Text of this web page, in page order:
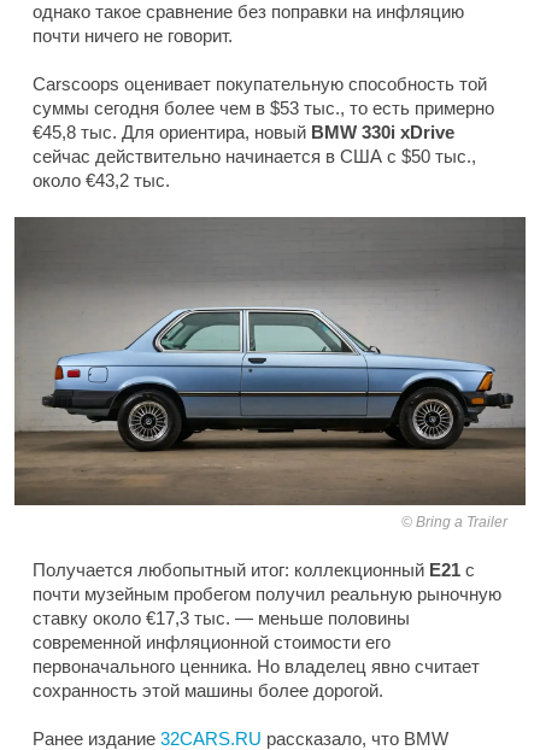
однако такое сравнение без поправки на инфляцию
почти ничего не говорит.
Carscoops оценивает покупательную способность той
суммы сегодня более чем в $53 тыс., то есть примерно
€45,8 тыс. Для ориентира, новый BMW 330i xDrive
сейчас действительно начинается в США с $50 тыс.,
около €43,2 тыс.
Bring a Trailer
Получается любопытный итог: коллекционный E21 с
почти музейным пробегом получил реальную рыночную
ставку около €17,3 тыс. — меньше половины
современной инфляционной стоимости его
первоначального ценника. Но владелец явно считает
сохранность этой машины более дорогой.
Ранее издание 32CARS.RU рассказало, что BMW